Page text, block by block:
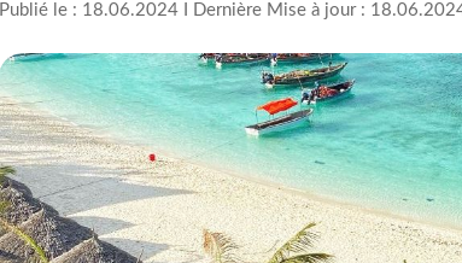
Publié le : 18.06.2024 I Dernière Mise à jour :